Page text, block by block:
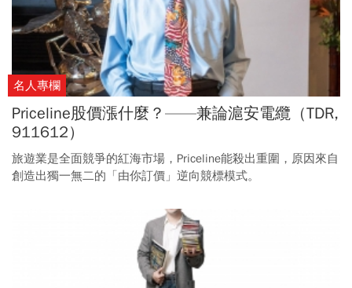
名人專欄
Priceline股價漲什麼？——兼論滬安電纜（TDR,
911612）
旅遊業是全面競爭的紅海市場，Priceline能殺出重圍，原因來自
創造出獨一無二的「由你訂價」逆向競標模式。